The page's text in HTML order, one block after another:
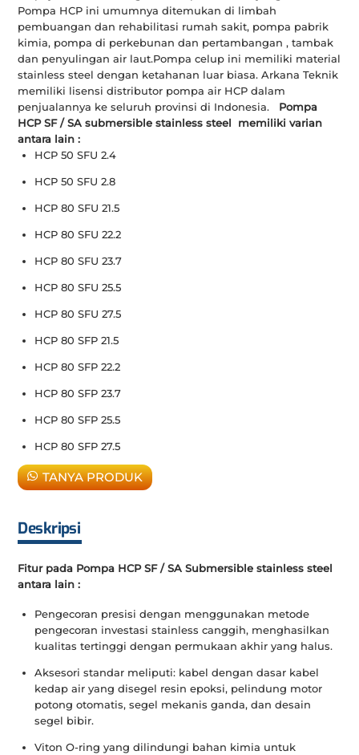
Pompa HCP ini umumnya ditemukan di limbah
pembuangan dan rehabilitasi rumah sakit, pompa pabrik
kimia, pompa di perkebunan dan pertambangan , tambak
dan penyulingan air laut.Pompa celup ini memiliki material
stainless steel dengan ketahanan luar biasa. Arkana Teknik
memiliki lisensi distributor pompa air HCP dalam
penjualannya ke seluruh provinsi di Indonesia. Pompa
HCP SF / SA submersible stainless steel memiliki varian
antara lain :
HCP 50 SFU 2.4
HCP 50 SFU 2.8
HCP 80 SFU 21.5
HCP 80 SFU 22.2
HCP 80 SFU 23.7
HCP 80 SFU 25.5
HCP 80 SFU 27.5
HCP 80 SFP 21.5
HCP 80 SFP 22.2
HCP 80 SFP 23.7
HCP 80 SFP 25.5
HCP 80 SFP 27.5
TANYA PRODUK
Deskripsi
Fitur pada Pompa HCP SF / SA Submersible stainless steel
antara lain :
Pengecoran presisi dengan menggunakan metode
pengecoran investasi stainless canggih, menghasilkan
kualitas tertinggi dengan permukaan akhir yang halus.
Aksesori standar meliputi: kabel dengan dasar kabel
kedap air yang disegel resin epoksi, pelindung motor
potong otomatis, segel mekanis ganda, dan desain
segel bibir.
Viton O-ring yang dilindungi bahan kimia untuk